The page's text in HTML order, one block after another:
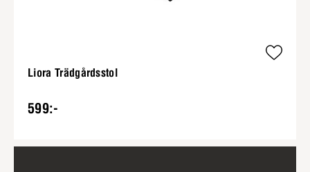
Liora Trädgårdsstol
599:-